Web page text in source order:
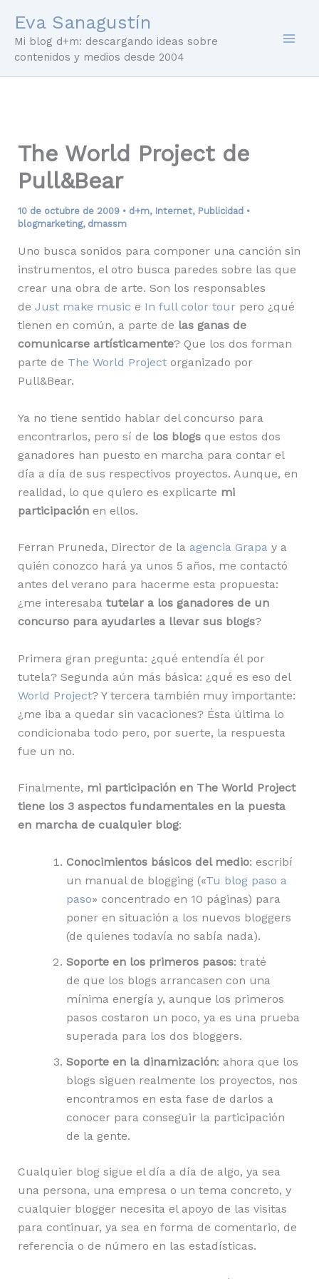
contenido
Eva Sanagustín
Mi blog d+m: descargando ideas sobre
contenidos y medios desde 2004
The World Project de
Pull&Bear
10 de octubre de 2009 • d+m, Internet, Publicidad •
blogmarketing, dmassm
Uno busca sonidos para componer una canción sin
instrumentos, el otro busca paredes sobre las que
crear una obra de arte. Son los responsables
de Just make music e In full color tourpero ¿qué
tienen en común, a parte de las ganas de
comunicarse artísticamente? Que los dos forman
parte de The World Projectorganizado por
Pull&Bear.
Ya no tiene sentido hablar del concurso para
encontrarlos, pero sí de los blogsque estos dos
ganadores han puesto en marcha para contar el
día a día de sus respectivos proyectos. Aunque, en
realidad, lo que quiero es explicarte mi
participaciónen ellos.
Ferran Pruneda, Director de la agencia Grapay a
quién conozco hará ya unos 5 años, me contactó
antes del verano para hacerme esta propuesta:
¿me interesaba tutelar a los ganadores de un
concurso para ayudarles a llevar sus blogs?
Primera gran pregunta: ¿qué entendía él por
tutela? Segunda aún más básica: ¿qué es eso del
World Project? Y tercera también muy importante:
¿me iba a quedar sin vacaciones? Ésta última lo
condicionaba todo pero, por suerte, la respuesta
fue un no.
Finalmente, mi participación en The World Project
tiene los 3 aspectos fundamentales en la puesta
en marcha de cualquier blog:
Conocimientos básicos del medio: escribí
un manual de blogging («Tu blog paso a
paso» concentrado en 10 páginas) para
poner en situación a los nuevos bloggers
(de quienes todavía no sabía nada).
Soporte en los primeros pasos: traté
de que los blogs arrancasen con una
mínima energía y, aunque los primeros
pasos costaron un poco, ya es una prueba
superada para los dos bloggers.
Soporte en la dinamización: ahora que los
blogs siguen realmente los proyectos, nos
encontramos en esta fase de darlos a
conocer para conseguir la participación
de la gente.
Cualquier blog sigue el día a día de algo, ya sea
una persona, una empresa o un tema concreto, y
cualquier blogger necesita el apoyo de las visitas
para continuar, ya sea en forma de comentario, de
referencia o de número en las estadísticas.